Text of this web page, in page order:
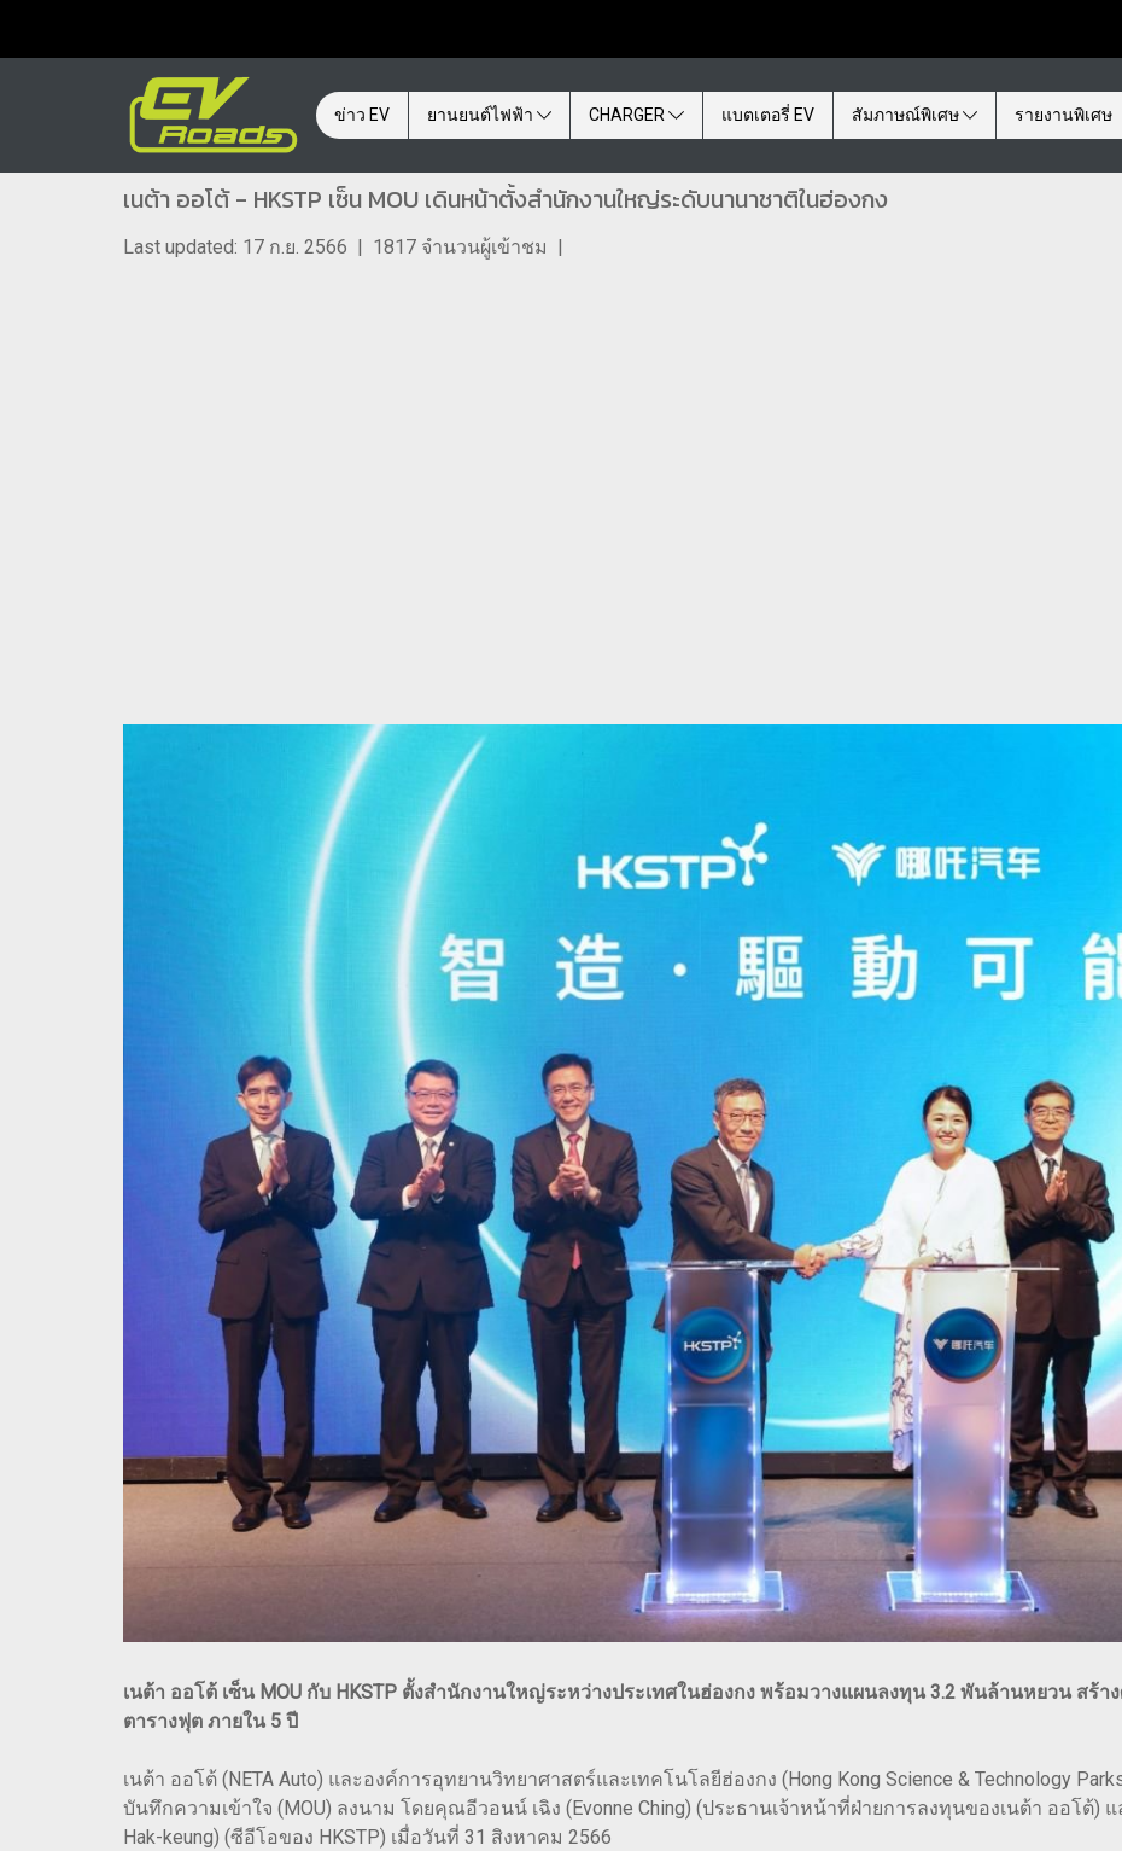
ข่าว EV ยานยนต์ไฟฟ้า CHARGER แบตเตอรี่ EV สัมภาษณ์พิเศษ รายงานพิเศษ
เนต้า ออโต้ - HKSTP เซ็น MOU เดินหน้าตั้งสำนักงานใหญ่ระดับนานาชาติในฮ่องกง
Last updated: 17 ก.ย. 2566 | 1817 จำนวนผู้เข้าชม |
เนต้า ออโต้ เซ็น MOU กับ HKSTP ตั้งสำนักงานใหญ่ระหว่างประเทศในฮ่องกง พร้อมวางแผนลงทุน 3.2 พันล้านหยวน สร้
ตารางฟุต ภายใน 5 ปี
เนต้า ออโต้ (NETA Auto) และองค์การอุทยานวิทยาศาสตร์และเทคโนโลยีฮ่องกง (Hong Kong Science & Technology
บันทึกความเข้าใจ (MOU) ลงนาม โดยคุณอีวอนน์ เฉิง (Evonne Ching) (ประธานเจ้าหน้าที่ฝ่ายการลงทุนของเนต้า ออโต้) แ
Hak-keung) (ซีอีโอของ HKSTP) เมื่อวันที่ 31 สิงหาคม 2566